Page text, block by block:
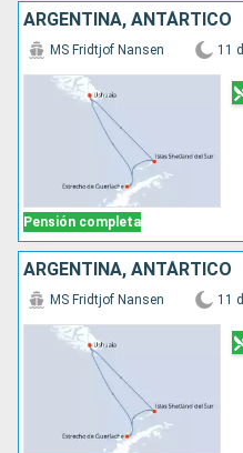
ARGENTINA, ANTÁRTICO
Pensión completa
MS Fridtjof Nansen 11 d
ARGENTINA, ANTÁRTICO
MS Fridtjof Nansen 11 d